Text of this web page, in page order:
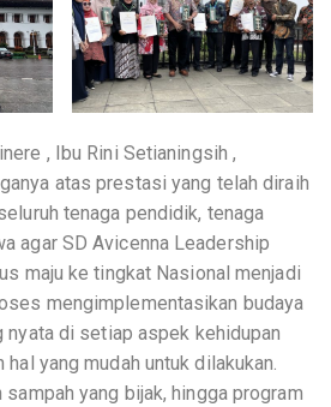
, Ibu Rini Setianingsih ,
atas prestasi yang telah diraih
tenaga pendidik, tenaga
agar SD Avicenna Leadership
maju ke tingkat Nasional menjadi
mengimplementasikan budaya
nyata di setiap aspek kehidupan
yang mudah untuk dilakukan.
yang bijak, hingga program